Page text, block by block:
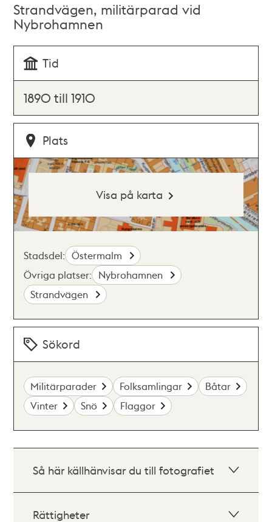
Strandvägen, militärparad vid
Nybrohamnen
Tid
1890 till 1910
Plats
Visa på karta
Stadsdel: Östermalm
Övriga platser: Nybrohamnen
Strandvägen
Sökord
Militärparader Folksamlingar
Båtar
Vinter
Snö Flaggor
Så här källhänvisar du till fotografiet
Rättigheter